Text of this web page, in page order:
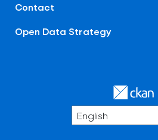
Contact
Open Data Strategy